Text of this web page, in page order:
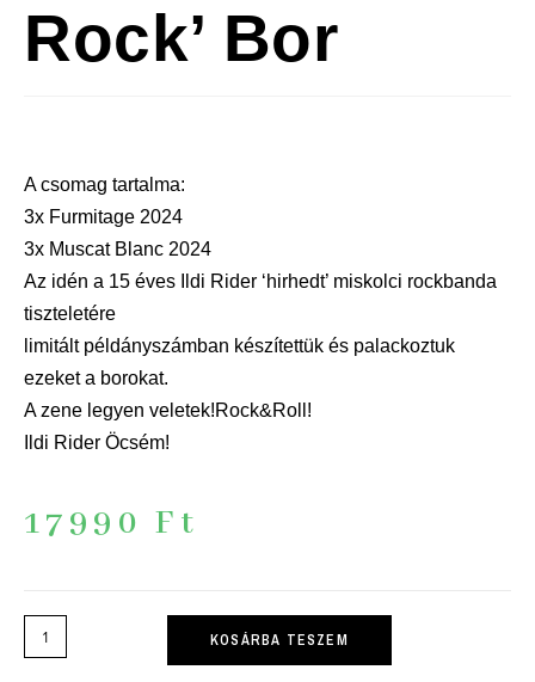
Rock’ Bor
A csomag tartalma:
3x Furmitage 2024
3x Muscat Blanc 2024
Az idén a 15 éves Ildi Rider ‘hirhedt’ miskolci rockbanda
tiszteletére
limitált példányszámban készítettük és palackoztuk
ezeket a borokat.
A zene legyen veletek!Rock&Roll!
Ildi Rider Öcsém!
17990Ft
KOSÁRBA TESZEM